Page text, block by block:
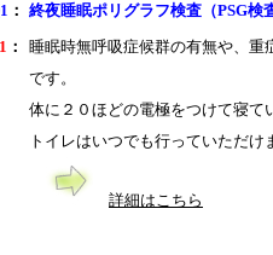
： 終夜睡眠ポリグラフ検査（PSG検
：
睡眠時無呼吸症候群の有無や、
です。
体に２０ほどの電極をつけて寝て
トイレはいつでも行っていただけ
詳細はこちら